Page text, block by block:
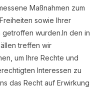
Maßnahmen zum
sowie Ihrer
wurden.In den in
treffen wir
um Ihre Rechte und
Interessen zu
das Recht auf Erwirkung